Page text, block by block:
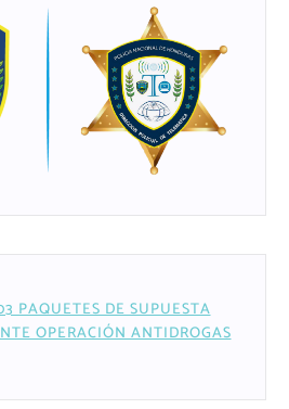
PAQUETES DE SUPUESTA
OPERACIÓN ANTIDROGAS